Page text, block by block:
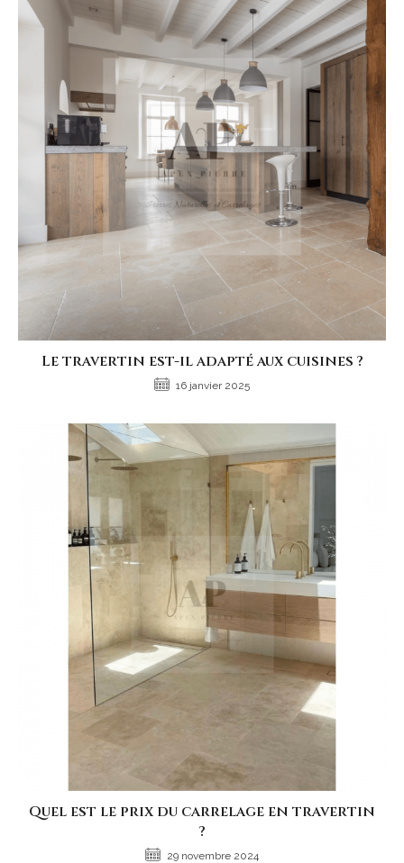
Le travertin est-il adapté aux cuisines ?
16 janvier 2025
Quel est le prix du carrelage en travertin
?
29 novembre 2024